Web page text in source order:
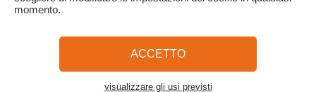
Termini e condizioni generali e informativa sulla privacy
Cosa dice di noi la stampa
Mappa del sito
momento.
ACCETTO
visualizzare gli usi previsti